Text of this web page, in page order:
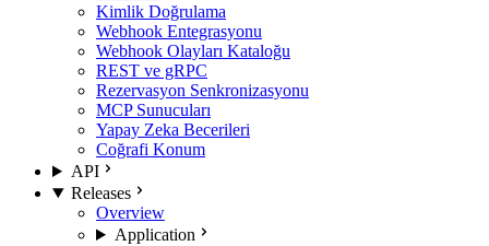
Kimlik Doğrulama
Webhook Entegrasyonu
Webhook Olayları Kataloğu
REST ve gRPC
Rezervasyon Senkronizasyonu
MCP Sunucuları
Yapay Zeka Becerileri
Coğrafi Konum
API
Releases
Overview
Application